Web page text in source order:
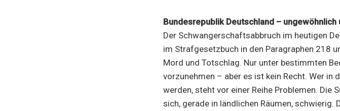
Bundesrepublik Deutschland –
Der Schwangerschaftsabbruch im heutigen
im Strafgesetzbuch in den Paragraphen 218
Mord und Totschlag. Nur unter bestimmten
vorzunehmen – aber es ist kein Recht. Wer
werden, steht vor einer Reihe Problemen.
sich, gerade in ländlichen Räumen,